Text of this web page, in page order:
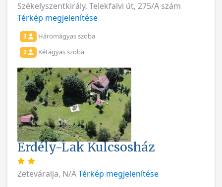
Székelyszentkirály, Telekfalvi út, 275/A szám
Térkép megjelenítése
3 Háromágyas szoba
2 Kétágyas szoba
Erdély-Lak Kulcsosház
Zeteváralja, N/ATérkép megjelenítése